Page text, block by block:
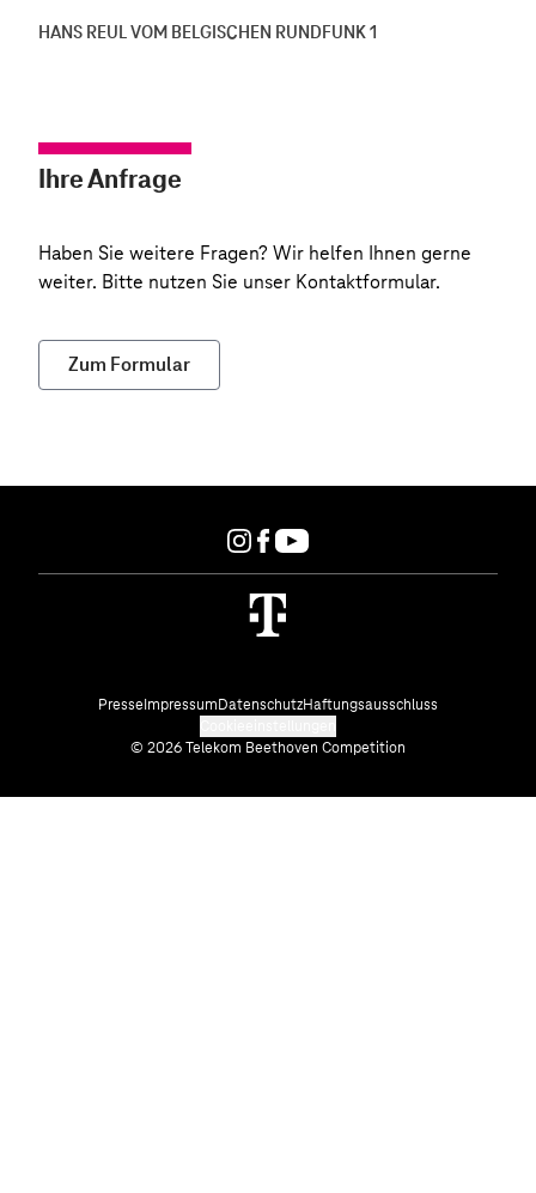
HANS REUL VOM BELGISCHEN RUNDFUNK 1
Ihre Anfrage
Haben Sie weitere Fragen? Wir helfen Ihnen gerne
weiter. Bitte nutzen Sie unser Kontaktformular.
Zum Formular
© 2026 Telekom Beethoven Competition
PresseImpressumDatenschutzHaftungsausschluss